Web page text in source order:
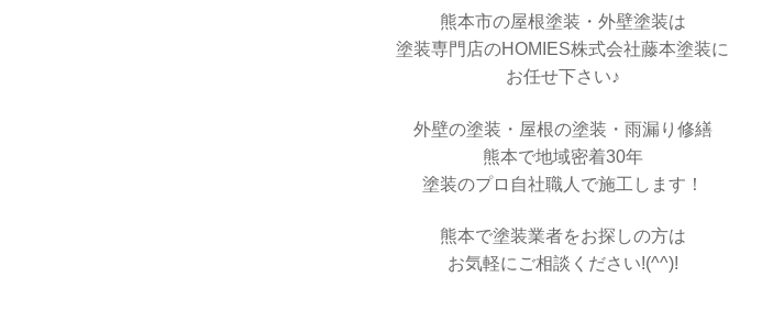
熊本市の屋根塗装・外壁塗装は
塗装専門店のHOMIES株式会社藤本塗装に
お任せ下さい♪
外壁の塗装・屋根の塗装・雨漏り修繕
熊本で地域密着30年
塗装のプロ自社職人で施工します！
熊本で塗装業者をお探しの方は
お気軽にご相談ください!(^^)!